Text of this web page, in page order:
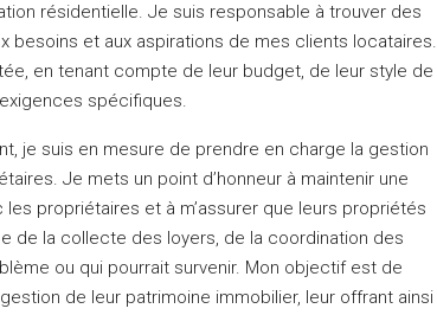
résidentielle. Je suis responsable à trouver des
besoins et aux aspirations de mes clients locataires.
en tenant compte de leur budget, de leur style de
spécifiques.
je suis en mesure de prendre en charge la gestion
Je mets un point d’honneur à maintenir une
propriétaires et à m’assurer que leurs propriétés
de la collecte des loyers, de la coordination des
ou qui pourrait survenir. Mon objectif est de
de leur patrimoine immobilier, leur offrant ainsi